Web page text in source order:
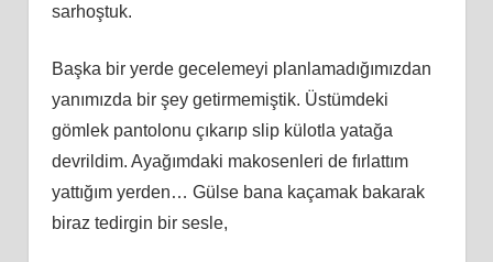
sarhoştuk.
Başka bir yerde gecelemeyi planlamadığımızdan
yanımızda bir şey getirmemiştik. Üstümdeki
gömlek pantolonu çıkarıp slip külotla yatağa
devrildim. Ayağımdaki makosenleri de fırlattım
yattığım yerden… Gülse bana kaçamak bakarak
biraz tedirgin bir sesle,